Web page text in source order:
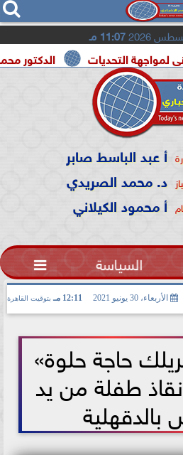
 
11:07 مـ
الدكتور محمد
أ عبد الباسط صابر
د. محمد الصريدي
أ محمود الكيلاني
السياسة 
الأربعاء، 30 يونيو 2021 12:11 مـ بتوقيت القاهرة
حاجة حلوة»
طفلة من يد